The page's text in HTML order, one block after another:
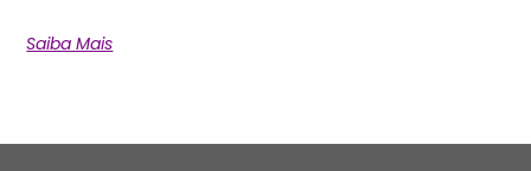
Saiba Mais